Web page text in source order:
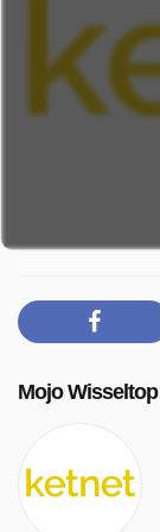
Mojo Wisseltop